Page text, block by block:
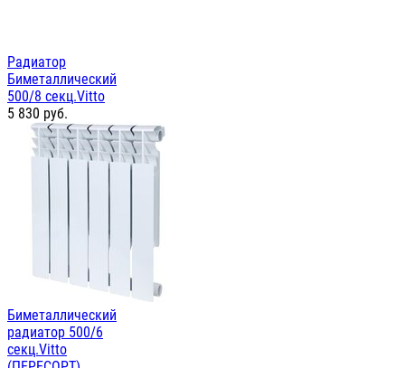
Радиатор
Биметаллический
500/8 секц.Vitto
5 830 руб.
Биметаллический
радиатор 500/6
секц.Vitto